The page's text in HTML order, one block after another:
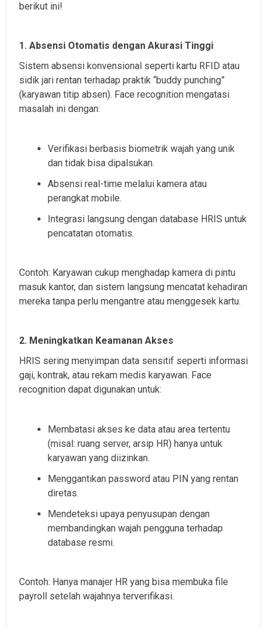
berikut ini!
1. Absensi Otomatis dengan Akurasi Tinggi
Sistem absensi konvensional seperti kartu RFID atau
sidik jari rentan terhadap praktik “buddy punching”
(karyawan titip absen). Face recognition mengatasi
masalah ini dengan:
Verifikasi berbasis biometrik wajah yang unik
dan tidak bisa dipalsukan.
Absensi real-time melalui kamera atau
perangkat mobile.
Integrasi langsung dengan database HRIS untuk
pencatatan otomatis.
Contoh: Karyawan cukup menghadap kamera di pintu
masuk kantor, dan sistem langsung mencatat kehadiran
mereka tanpa perlu mengantre atau menggesek kartu.
2. Meningkatkan Keamanan Akses
HRIS sering menyimpan data sensitif seperti informasi
gaji, kontrak, atau rekam medis karyawan. Face
recognition dapat digunakan untuk:
Membatasi akses ke data atau area tertentu
(misal: ruang server, arsip HR) hanya untuk
karyawan yang diizinkan.
Menggantikan password atau PIN yang rentan
diretas.
Mendeteksi upaya penyusupan dengan
membandingkan wajah pengguna terhadap
database resmi.
Contoh: Hanya manajer HR yang bisa membuka file
payroll setelah wajahnya terverifikasi.